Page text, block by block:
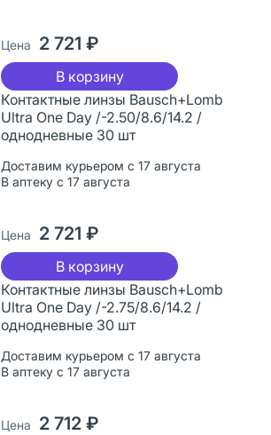
Цена 2 721 ₽
В корзину
Контактные линзы Bausch+Lomb
Ultra One Day /-2.50/8.6/14.2 /
однодневные 30 шт
Доставим курьером с 17 августа
В аптеку с 17 августа
Цена 2 721 ₽
В корзину
Контактные линзы Bausch+Lomb
Ultra One Day /-2.75/8.6/14.2 /
однодневные 30 шт
Доставим курьером с 17 августа
В аптеку с 17 августа
Цена 2 712 ₽